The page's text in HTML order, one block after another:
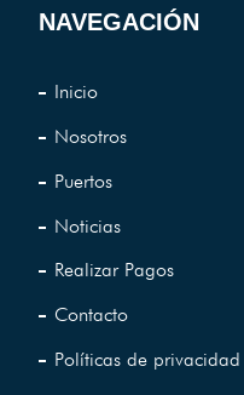
NAVEGACIÓN
Inicio
Nosotros
Puertos
Noticias
Realizar Pagos
Contacto
Políticas de privacidad